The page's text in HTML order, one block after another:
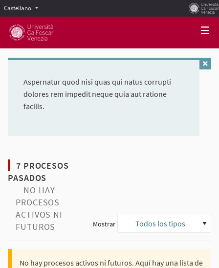
Castellano Scegli la lingua
Aspernatur quod nisi quas qui natus corrupti
dolores rem impedit neque quia aut ratione
facilis.
7 PROCESOS
PASADOS
NO HAY
PROCESOS
ACTIVOS NI
FUTUROS
Mostrar Todos los tipos
No hay procesos activos ni futuros. Aquí hay una lista de